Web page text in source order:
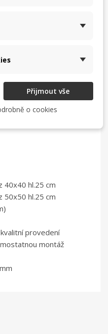
po pravé straně a
v rozsaho 85-90
nožiček.
40x40 hl.25 cm
50x50 hl.25 cm
provedení
montáž
Přijmout vše
o cookies